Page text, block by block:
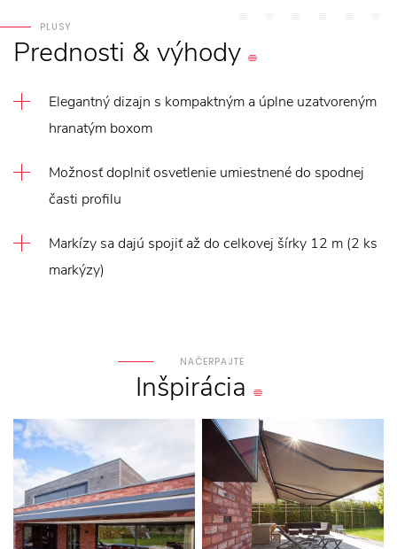
PLUSY
Prednosti &výhody
Elegantný dizajn s kompaktným a úplne uzatvoreným
hranatým boxom
Možnosť doplniť osvetlenie umiestnené do spodnej
časti profilu
Markízy sa dajú spojiť až do celkovej šírky 12 m (2 ks
markýzy)
NAČERPAJTE
Inšpirácia